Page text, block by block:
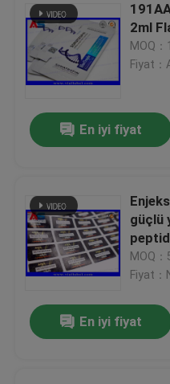
2ml
MOQ
Fiyat：
En iyi fiyat
güçlü
MOQ
Fiyat
En iyi fiyat